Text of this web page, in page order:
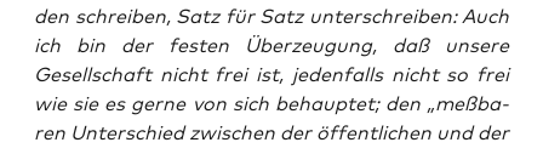
den schrei­ben, Satz für Satz unter­schrei­ben: Auch
ich bin der fes­ten Über­zeu­gung, daß unse­re
Gesell­schaft nicht frei ist, jeden­falls nicht so frei
wie sie es ger­ne von sich behaup­tet; den „meß­ba­
ren Unter­schied zwi­schen der öffent­li­chen und der